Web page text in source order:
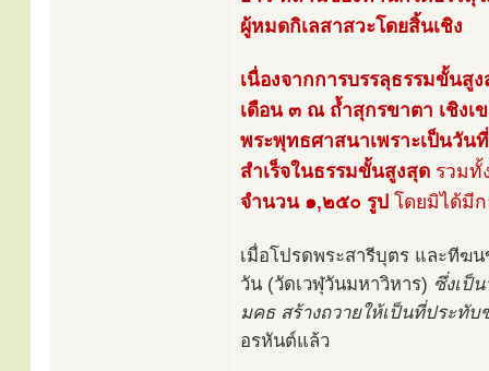
ผู้หมดกิเลสาสวะโดยสิ้นเชิง
เนื่องจากการบรรลุธรรมขั้น
เดือน ๓ ณ ถ้ำสุกรขาตา เชิง
พระพุทธศาสนาเพราะเป็นวั
สำเร็จในธรรมขั้นสูงสุด รวมทั้
จำนวน ๑,๒๕๐ รูป โดยมิได้มี
เมื่อโปรดพระสารีบุตร และทีฆ
วัน (วัดเวฬุวันมหาวิหาร) ซึ่งเป็
มคธ สร้างถวายให้เป็นที่ประทั
อรหันต์แล้ว